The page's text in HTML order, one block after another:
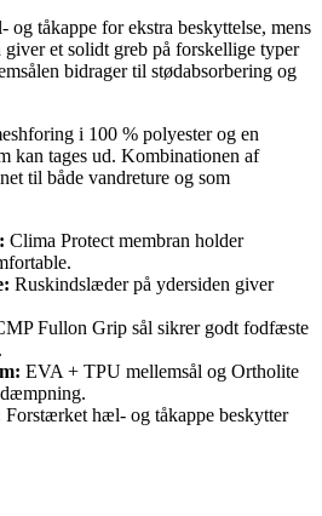
og tåkappe for ekstra beskyttelse, mens
et solidt greb på forskellige typer
bidrager til stødabsorbering og
i 100 % polyester og en
kan tages ud. Kombinationen af
til både vandreture og som
Clima Protect membran holder
Ruskindslæder på ydersiden giver
Fullon Grip sål sikrer godt fodfæste
EVA + TPU mellemsål og Ortholite
Forstærket hæl- og tåkappe beskytter